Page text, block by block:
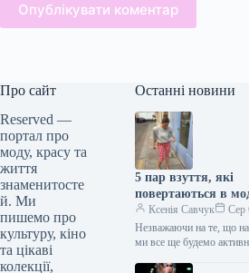
Опублікувати коментар
Про сайт
Reserved —
портал про
моду, красу та
життя
знаменитосте
й. Ми
пишемо про
культуру, кіно
та цікаві
колекції,
Останні новини
5 пар взуття, які
повертаються в
з приходом осені
Ксенія Савчук
Сер
Незважаючи на те, що на
ми все ще будемо